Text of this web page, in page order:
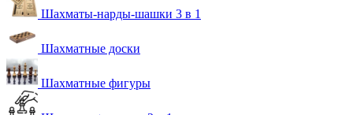
Шахматы-нарды-шашки 3 в 1
Шахматные доски
Шахматные фигуры